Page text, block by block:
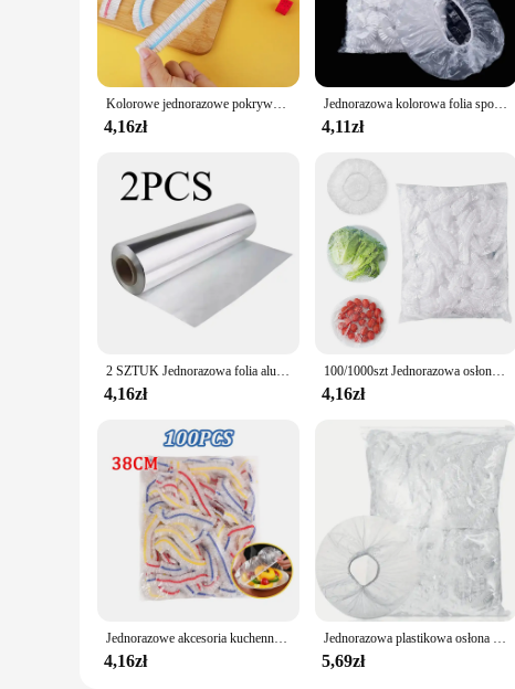
Kolorowe jednorazowe pokrywki na żywność Pokrywki do przechowywania świeżej żywności Elastyczny plastikowy czepek prysznicowy Pokrowiec na żywność owocową Torba do przechowywania świeżych produktów
4,16zł
Jednorazowa kolorowa folia spożywcza Pokrowiec na świeżość Plastikowa torba spożywcza Elastyczna osłona przeciwpyłowa Akcesoria do lodówki kuchennej
4,11zł
2 SZTUK Jednorazowa folia aluminiowa Rolka papieru Odporna na olej Nieprzywierająca folia aluminiowa Rolka Food Grade Papier do pakowania Grillowanie Pieczenie
4,16zł
100/1000szt Jednorazowa osłona na żywność Saran Wrap Bowel Cover Food Grade Fresh-Keeping Plastic Bag Kitchen Storage Accessories
4,16zł
Jednorazowe akcesoria kuchenne Osłona na żywność Oszczędzanie kurzu Świeże pokrywki spożywcze Elastyczny plastikowy ochraniacz na buty Nakrycia głowy pod prysznic Miski Czapki
4,16zł
Jednorazowa plastikowa osłona na żywność Kolorowa elastyczna folia Pokrywy na żywność Świeże pokrywki Pojemnik kuchenny Nylonowe torby do pakowania Torba do przechowywania
5,69zł